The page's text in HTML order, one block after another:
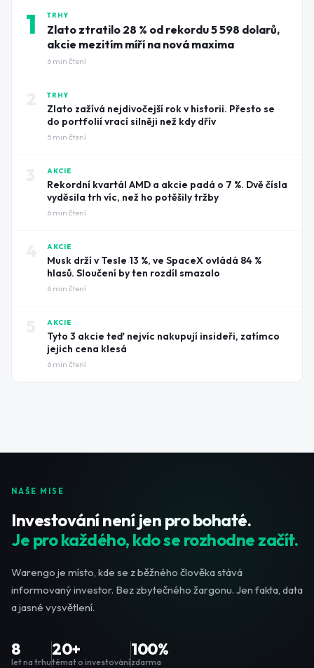
1 TRHY
Zlato ztratilo 28 % od rekordu 5 598 dolarů,
akcie mezitím míří na nová maxima
6 min čtení
TRHY
Zlato zažívá nejdivočejší rok v historii. Přesto se
do portfolií vrací silněji než kdy dřív
5 min čtení
AKCIE
Rekordní kvartál AMD a akcie padá o 7 %. Dvě čísla
vyděsila trh víc, než ho potěšily tržby
6 min čtení
AKCIE
Musk drží v Tesle 13 %, ve SpaceX ovládá 84 %
hlasů. Sloučení by ten rozdíl smazalo
6 min čtení
AKCIE
Tyto 3 akcie teď nejvíc nakupují insideři, zatímco
jejich cena klesá
6 min čtení
NAŠE MISE
Investování není jen pro bohaté.
Je pro každého, kdo se rozhodne začít.
Warengo je místo, kde se z běžného člověka stává
informovaný investor. Bez zbytečného žargonu. Jen fakta, data
a jasné vysvětlení.
8
let na trhu
20+
témat o investování
100%
zdarma